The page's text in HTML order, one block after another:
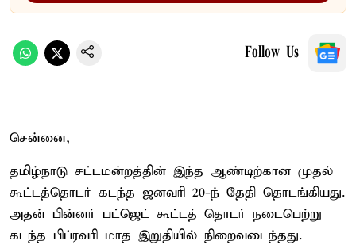
Follow Us
சென்னை,
தமிழ்நாடு சட்டமன்றத்தின் இந்த ஆண்டிற்கான முதல்
கூட்டத்தொடர் கடந்த ஜனவரி 20-ந் தேதி தொடங்கியது.
அதன் பின்னர் பட்ஜெட் கூட்டத் தொடர் நடைபெற்று
கடந்த பிப்ரவரி மாத இறுதியில் நிறைவடைந்தது.